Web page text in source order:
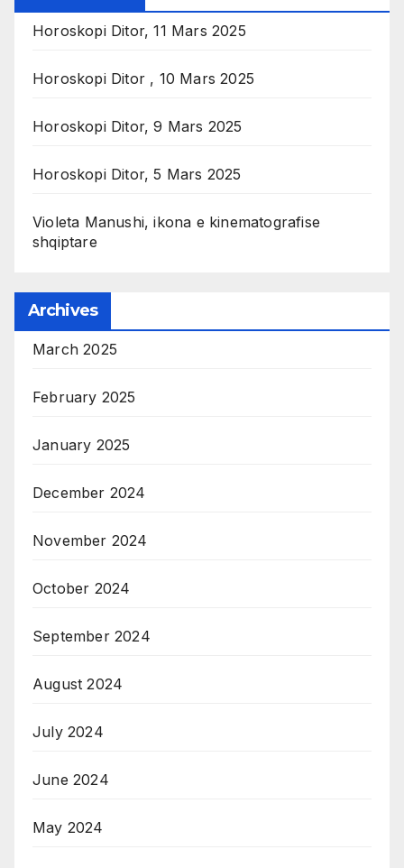
Horoskopi Ditor, 11 Mars 2025
Horoskopi Ditor , 10 Mars 2025
Horoskopi Ditor, 9 Mars 2025
Horoskopi Ditor, 5 Mars 2025
Violeta Manushi, ikona e kinematografise
shqiptare
Archives
March 2025
February 2025
January 2025
December 2024
November 2024
October 2024
September 2024
August 2024
July 2024
June 2024
May 2024